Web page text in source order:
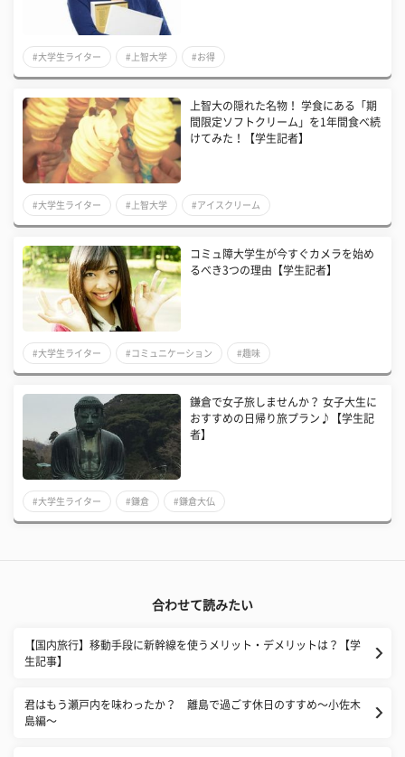
#大学生ライター #上智大学 #お得
上智大の隠れた名物！ 学食にある「期
間限定ソフトクリーム」を1年間食べ続
けてみた！【学生記者】
#大学生ライター #上智大学 #アイスクリーム
​コミュ障大学生が今すぐカメラを始め
るべき3つの理由【学生記者】
#大学生ライター #コミュニケーション #趣味
鎌倉で女子旅しませんか？ 女子大生に
おすすめの日帰り旅プラン♪【学生記
者】
#大学生ライター #鎌倉 #鎌倉大仏
合わせて読みたい
【国内旅行】移動手段に新幹線を使うメリット・デメリットは？【学
生記事】
君はもう瀬戸内を味わったか？ 離島で過ごす休日のすすめ〜小佐木
島編〜